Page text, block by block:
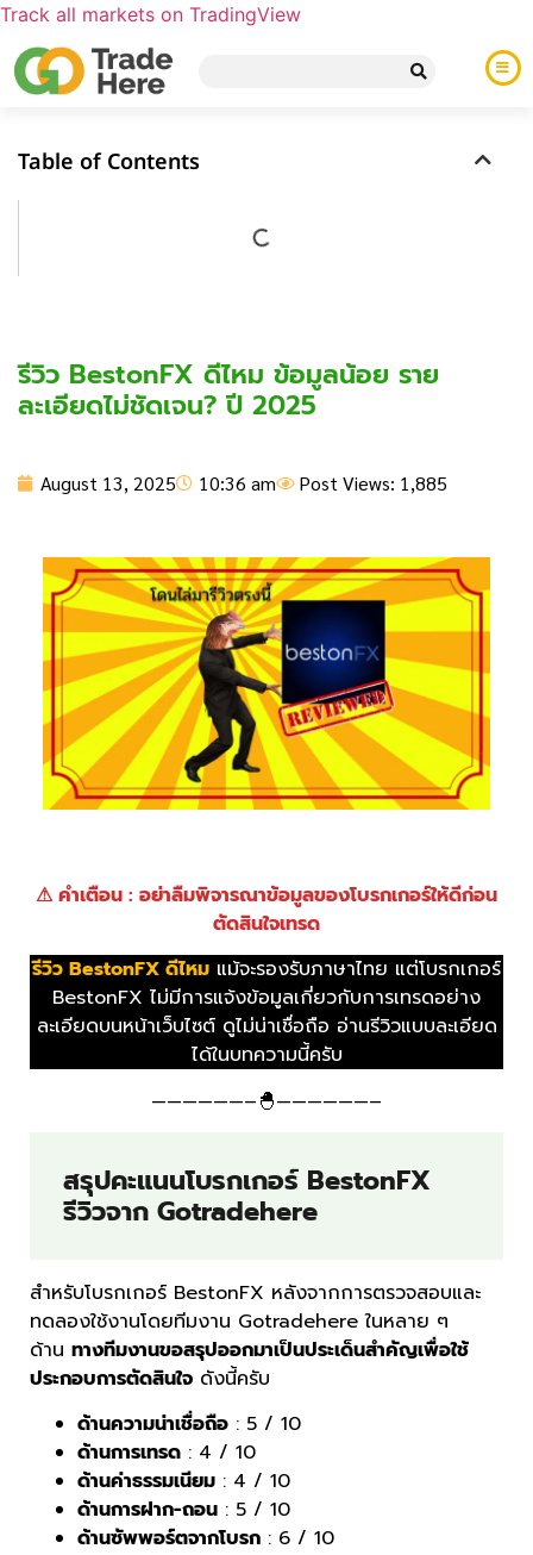
Track all markets on TradingView
Table of Contents
รีวิว BestonFX ดีไหม ข้อมูลน้อย ราย
ละเอียดไม่ชัดเจน? ปี 2025
August 13, 2025 10:36 am Post Views: 1,885
⚠ คำเตือน : อย่าลืมพิจารณาข้อมูลของโบรกเกอร์ให้ดีก่อน
ตัดสินใจเทรด
รีวิว BestonFX ดีไหม แม้จะรองรับภาษาไทย แต่โบรกเกอร์
BestonFX ไม่มีการแจ้งข้อมูลเกี่ยวกับการเทรดอย่าง
ละเอียดบนหน้าเว็บไซต์ ดูไม่น่าเชื่อถือ อ่านรีวิวแบบละเอียด
ได้ในบทความนี้ครับ
——————–🐣——————–
สรุปคะแนนโบรกเกอร์ BestonFX
รีวิวจาก Gotradehere
สำหรับโบรกเกอร์ BestonFX หลังจากการตรวจสอบและ
ทดลองใช้งานโดยทีมงาน Gotradehere ในหลาย ๆ
ด้านทางทีมงานขอสรุปออกมาเป็นประเด็นสำคัญเพื่อใช้
ประกอบการตัดสินใจ ดังนี้ครับ
ด้านความน่าเชื่อถือ : 5 / 10
ด้านการเทรด : 4 / 10
ด้านค่าธรรมเนียม : 4 / 10
ด้านการฝาก-ถอน : 5 / 10
ด้านซัพพอร์ตจากโบรก : 6 / 10